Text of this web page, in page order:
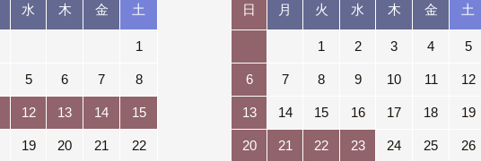
水 木 金 土
1
5 6 7 8
12 13 14 15
19 20 21 22
日 月 火 水 木 金 土
1 2 3 4 5
6 7 8 9 10 11 12
13 14 15 16 17 18 19
20 21 22 23 24 25 26